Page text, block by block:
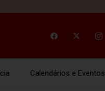
Calendários e Eventos